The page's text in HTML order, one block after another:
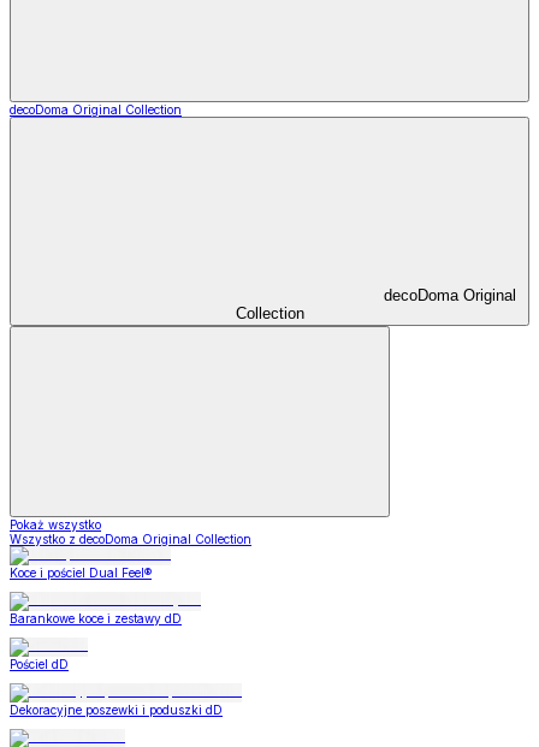
decoDoma Original Collection
decoDoma Original
Collection
Pokaż wszystko
Wszystko z decoDoma Original Collection
Koce i pościel Dual Feel®
Barankowe koce i zestawy dD
Pościel dD
Dekoracyjne poszewki i poduszki dD